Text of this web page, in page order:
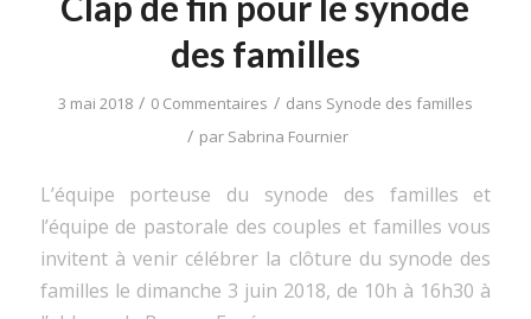
des familles
3 mai 2018 / 0 Commentaires / dans Synode des familles
/ par Sabrina Fournier
L’équipe porteuse du synode des familles et
l’équipe de pastorale des couples et familles vous
invitent à venir célébrer la clôture du synode des
familles le dimanche 3 juin 2018, de 10h à 16h30 à